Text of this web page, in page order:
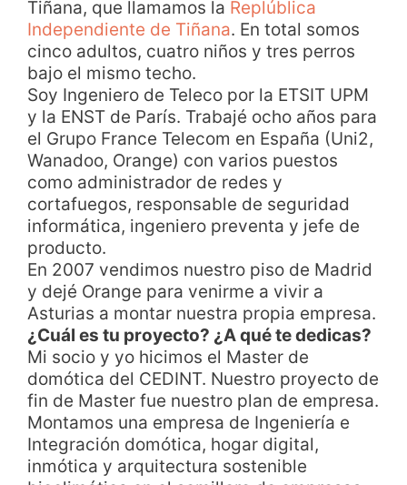
Tiñana, que llamamos la Replública
Independiente de Tiñana. En total somos
cinco adultos, cuatro niños y tres perros
bajo el mismo techo.
Soy Ingeniero de Teleco por la ETSIT UPM
y la ENST de París. Trabajé ocho años para
el Grupo France Telecom en España (Uni2,
Wanadoo, Orange) con varios puestos
como administrador de redes y
cortafuegos, responsable de seguridad
informática, ingeniero preventa y jefe de
producto.
En 2007 vendimos nuestro piso de Madrid
y dejé Orange para venirme a vivir a
Asturias a montar nuestra propia empresa.
¿Cuál es tu proyecto? ¿A qué te dedicas?
Mi socio y yo hicimos el Master de
domótica del CEDINT. Nuestro proyecto de
fin de Master fue nuestro plan de empresa.
Montamos una empresa de Ingeniería e
Integración domótica, hogar digital,
inmótica y arquitectura sostenible